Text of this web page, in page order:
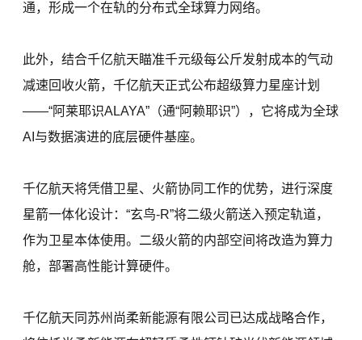
通，形成一个在轨的分布式全球算力网络。
此外，结合千亿航天瞄准千元级每公斤发射成本的气动
减速回收火箭，千亿航天正式公布超级算力星座计划
——“阿莱耶识ALAYA”（通“阿赖耶识”），它将成为全球
AI与数据演进的底层硬件基座。
千亿航天将凭借卫星、火箭协同工作的优势，进行深度
星箭一体化设计：“玄鸟-R”将二级火箭送入预定轨道，
作为卫星本体使用。二级火箭的内部空间将改造为算力
舱，部署高性能计算硬件。
千亿航天同苏州尚柔新能源有限公司已达成战略合作，